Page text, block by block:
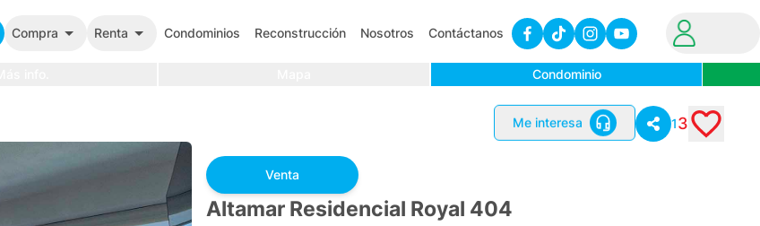
Compra Renta Condominios Reconstrucción Nosotros Contáctanos
Condominio
Me interesa 13
Venta
Altamar Residencial Royal 404